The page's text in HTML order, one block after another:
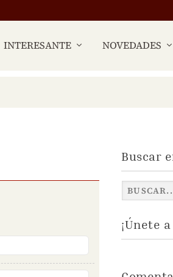
INTERESANTE NOVEDADES
Buscar
¡Únete